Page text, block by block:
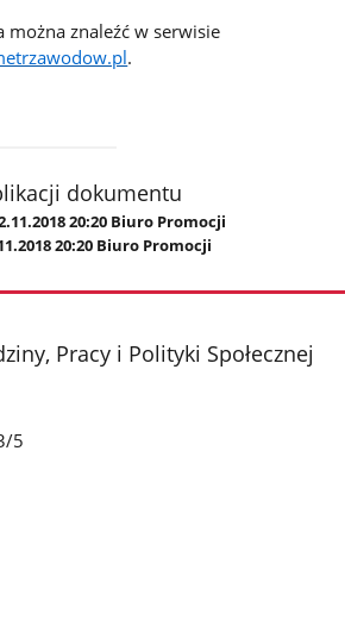
można znaleźć w serwisie
.
dokumentu
20:20 Biuro Promocji
20:20 Biuro Promocji
Pracy i Polityki Społecznej
5